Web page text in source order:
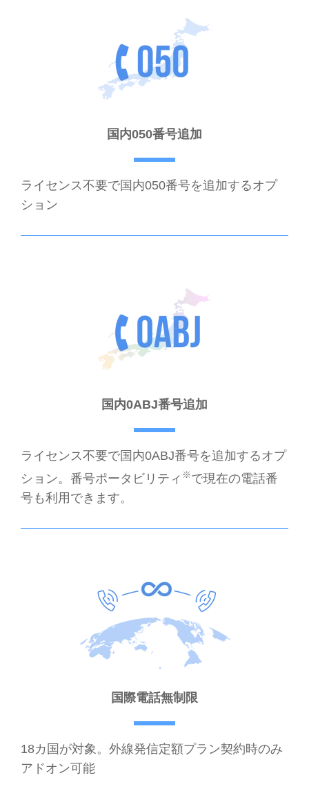
国内050番号追加
ライセンス不要で国内050番号を追加するオプ
ション
国内0ABJ番号追加
ライセンス不要で国内0ABJ番号を追加するオプ
ション。番号ポータビリティ ※ で現在の電話番
号も利用できます。
国際電話無制限
18カ国が対象。外線発信定額プラン契約時のみ
アドオン可能